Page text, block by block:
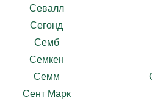
Севалл
Сегонд
Семб
Семкен
Семм
Сент Марк